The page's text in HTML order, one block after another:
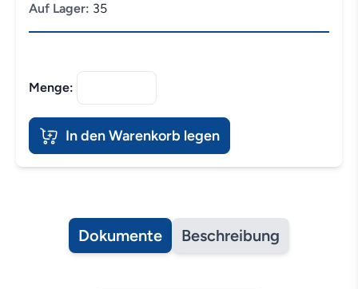
Auf Lager: 35
Menge:
In den Warenkorb legen
Dokumente Beschreibung